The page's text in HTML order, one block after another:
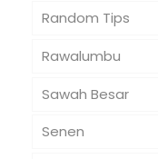
Random Tips
Rawalumbu
Sawah Besar
Senen